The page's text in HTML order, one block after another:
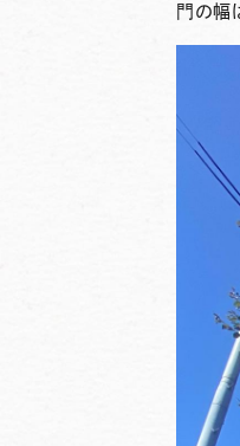
門の幅